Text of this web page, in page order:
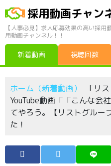
採用動画チャン
【人事必見】求人応募効果の高い採
用動画チャンネル！！
新着動画 視聴回数
ホーム（新着動画）
「リ
YouTube動画「「こんな会
てやろう。【リストグルー
た！